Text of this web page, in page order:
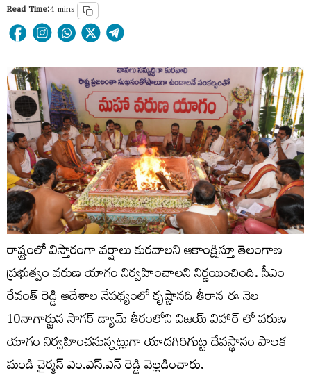
Read Time:4 mins
రాష్ట్రంలో విస్తారంగా వర్షాలు కురవాలని ఆకాంక్షిస్తూ తెలంగాణ
ప్రభుత్వం వరుణ యాగం నిర్వహించాలని నిర్ణయించింది. సీఎం
రేవంత్ రెడ్డి ఆదేశాల నేపథ్యంలో కృష్ణానది తీరాన ఈ నెల
10నాగార్జున సాగర్ డ్యామ్ తీరంలోని విజయ్ విహార్ లో వరుణ
యాగం నిర్వహించనున్నట్లుగా యాదగిరిగుట్ట దేవస్థానం పాలక
మండి చైర్మన్ ఎం.ఎస్.ఎన్ రెడ్డి వెల్లడించారు.